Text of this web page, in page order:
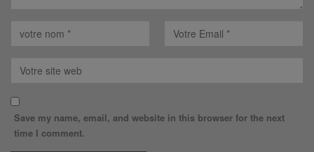
Save my name, email, and website in this browser for the next
time I comment.